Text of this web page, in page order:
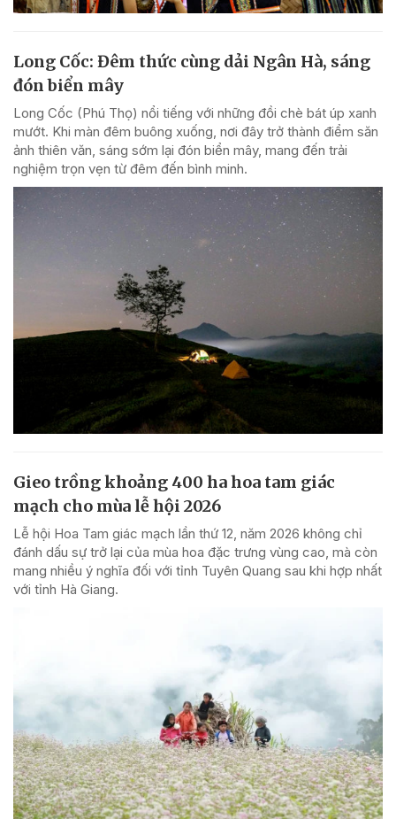
Long Cốc: Đêm thức cùng dải Ngân Hà, sáng
đón biển mây
Long Cốc (Phú Thọ) nổi tiếng với những đồi chè bát úp xanh
mướt. Khi màn đêm buông xuống, nơi đây trở thành điểm săn
ảnh thiên văn, sáng sớm lại đón biển mây, mang đến trải
nghiệm trọn vẹn từ đêm đến bình minh.
Gieo trồng khoảng 400 ha hoa tam giác
mạch cho mùa lễ hội 2026
Lễ hội Hoa Tam giác mạch lần thứ 12, năm 2026 không chỉ
đánh dấu sự trở lại của mùa hoa đặc trưng vùng cao, mà còn
mang nhiều ý nghĩa đối với tỉnh Tuyên Quang sau khi hợp nhất
với tỉnh Hà Giang.